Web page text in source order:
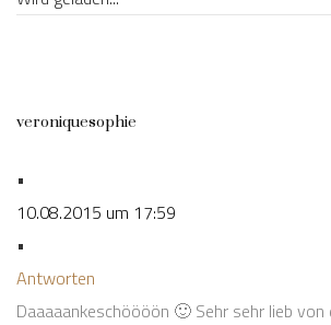
veroniquesophie
•
10.08.2015 um 17:59
•
Antworten
Daaaaankeschöööön 🙂 Sehr sehr lieb von